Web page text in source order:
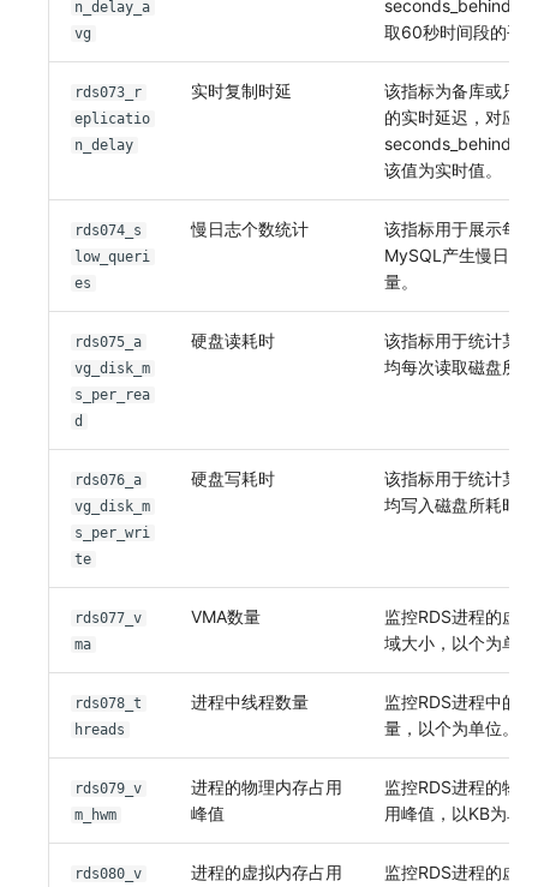
n_delay_a
vg
取60秒时间段的平
rds073_r
eplicatio
n_delay
实时复制时延
该指标为备库或只
的实时延迟，对应
该值为实时值。
rds074_s
low_queri
es
慢日志个数统计
该指标用于展示每
MySQL产生慢日志
量。
rds075_a
vg_disk_m
s_per_rea
d
硬盘读耗时
该指标用于统计某
均每次读取磁盘所
rds076_a
vg_disk_m
s_per_wri
te
硬盘写耗时
该指标用于统计某
均写入磁盘所耗时
rds077_v
ma
VMA数量
监控RDS进程的虚
域大小，以个为单
rds078_t
hreads
进程中线程数量
监控RDS进程中的
量，以个为单位。
rds079_v
m_hwm
进程的物理内存占用
峰值
监控RDS进程的物
用峰值，以KB为单
rds080_v
进程的虚拟内存占用
监控RDS进程的虚